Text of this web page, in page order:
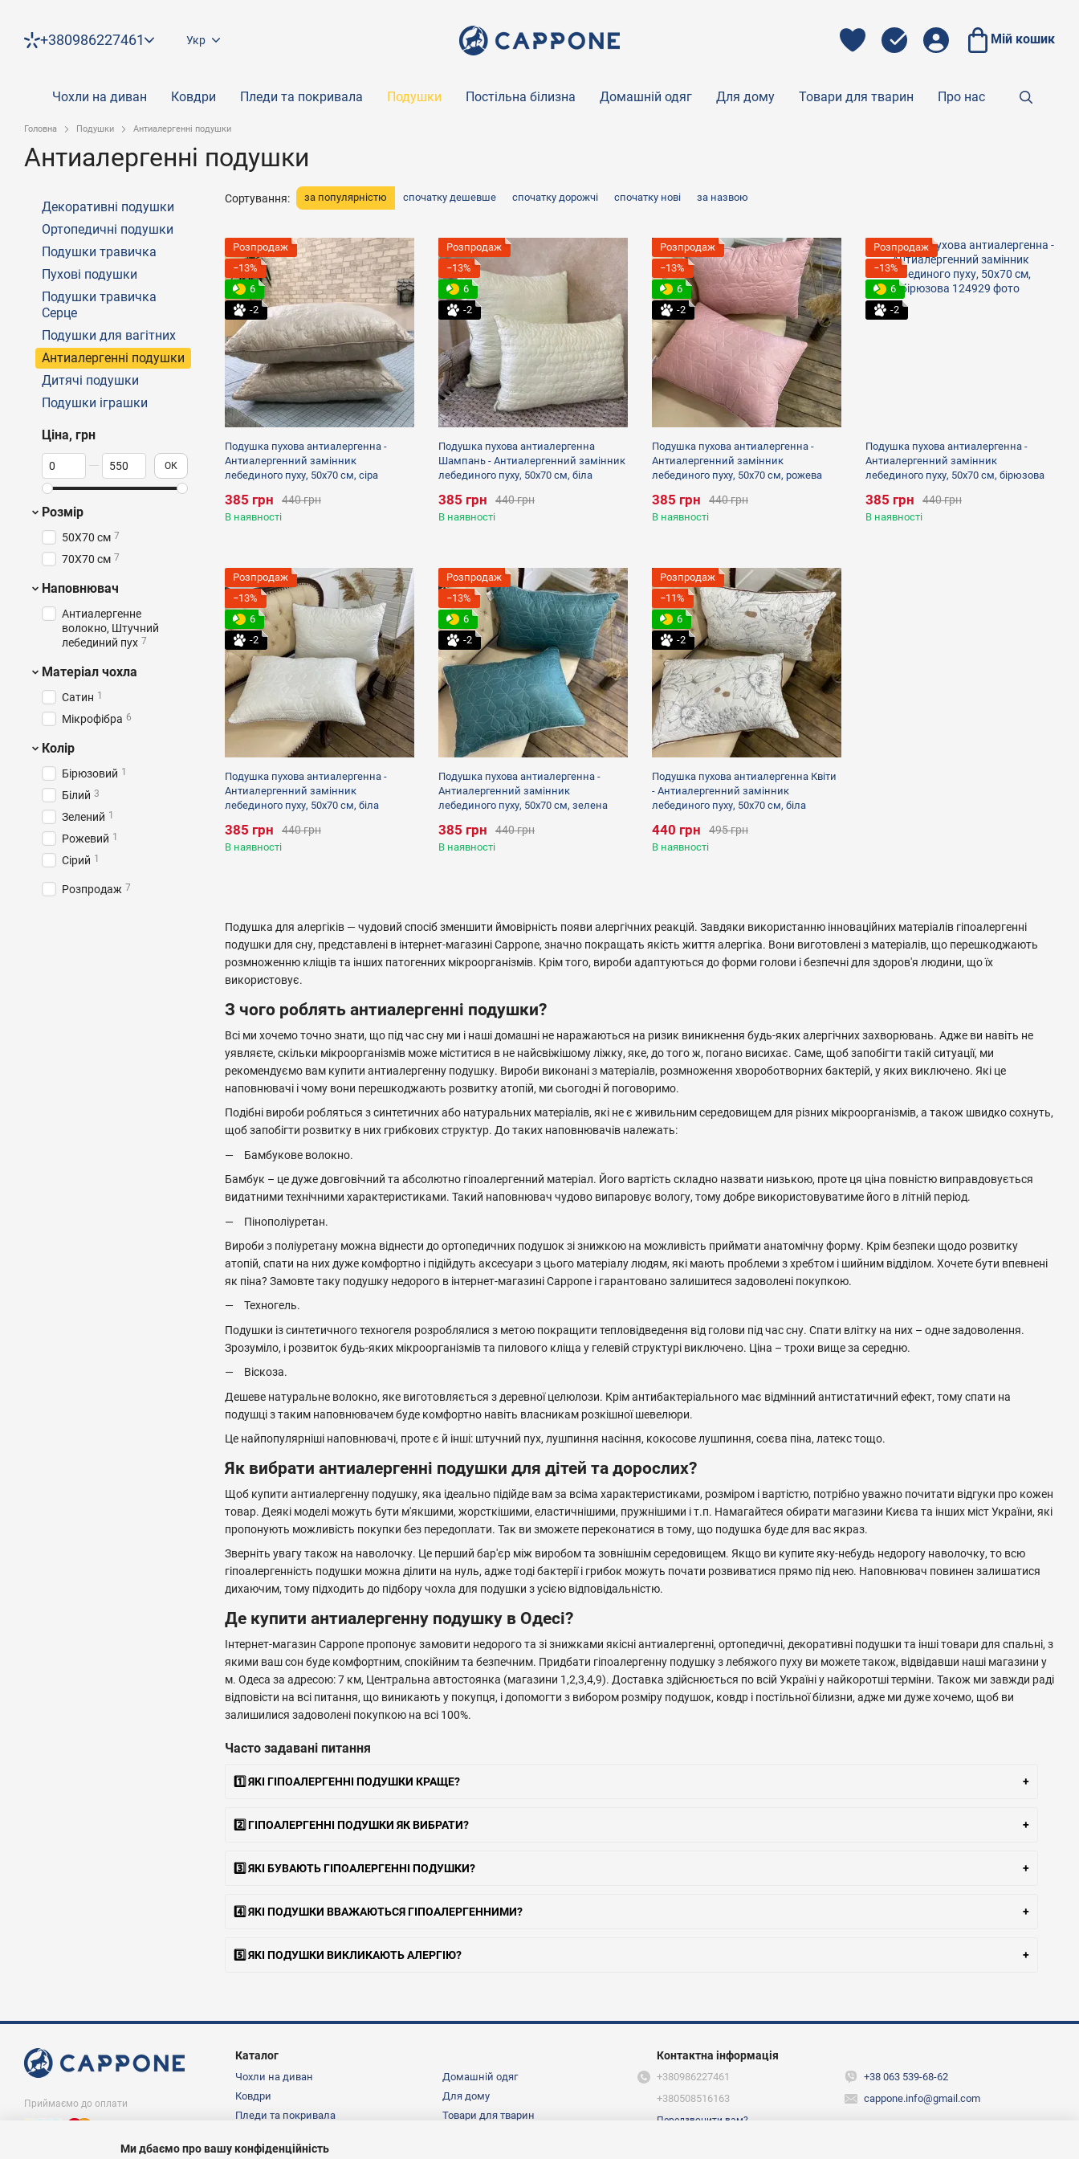
+380986227461 Укр Мій кошик
Чохли на диван Ковдри Пледи та покривала Подушки Постільна білизна Домашній одяг Для дому Товари для тварин Про нас
Головна Подушки Антиалергенні подушки
Антиалергенні подушки
Сортування: за популярністю спочатку дешевше спочатку дорожчі спочатку нові за назвою
Подушка для алергіків — чудовий спосіб зменшити ймовірність появи алергічних реакцій. Завдяки використанню інноваційних матеріалів гіпоалергенні
подушки для сну, представлені в інтернет-магазині Cappone, значно покращать якість життя алергіка. Вони виготовлені з матеріалів, що перешкоджають
розмноженню кліщів та інших патогенних мікроорганізмів. Крім того, вироби адаптуються до форми голови і безпечні для здоров'я людини, що їх
використовує.
З чого роблять антиалергенні подушки?
Всі ми хочемо точно знати, що під час сну ми і наші домашні не наражаються на ризик виникнення будь-яких алергічних захворювань. Адже ви навіть не
уявляєте, скільки мікроорганізмів може міститися в не найсвіжішому ліжку, яке, до того ж, погано висихає. Саме, щоб запобігти такій ситуації, ми
рекомендуємо вам купити антиалергенну подушку. Вироби виконані з матеріалів, розмноження хвороботворних бактерій, у яких виключено. Які це
наповнювачі і чому вони перешкоджають розвитку атопій, ми сьогодні й поговоримо.
Подібні вироби робляться з синтетичних або натуральних матеріалів, які не є живильним середовищем для різних мікроорганізмів, а також швидко сохнуть,
щоб запобігти розвитку в них грибкових структур. До таких наповнювачів належать:
Бамбукове волокно.
Бамбук – це дуже довговічний та абсолютно гіпоалергенний матеріал. Його вартість складно назвати низькою, проте ця ціна повністю виправдовується
видатними технічними характеристиками. Такий наповнювач чудово випаровує вологу, тому добре використовуватиме його в літній період.
Пінополіуретан.
Вироби з поліуретану можна віднести до ортопедичних подушок зі знижкою на можливість приймати анатомічну форму. Крім безпеки щодо розвитку
атопій, спати на них дуже комфортно і підійдуть аксесуари з цього матеріалу людям, які мають проблеми з хребтом і шийним відділом. Хочете бути впевнені
як піна? Замовте таку подушку недорого в інтернет-магазині Cappone і гарантовано залишитеся задоволені покупкою.
Техногель.
Подушки із синтетичного техногеля розроблялися з метою покращити тепловідведення від голови під час сну. Спати влітку на них – одне задоволення.
Зрозуміло, і розвиток будь-яких мікроорганізмів та пилового кліща у гелевій структурі виключено. Ціна – трохи вище за середню.
Віскоза.
Дешеве натуральне волокно, яке виготовляється з деревної целюлози. Крім антибактеріального має відмінний антистатичний ефект, тому спати на
подушці з таким наповнювачем буде комфортно навіть власникам розкішної шевелюри.
Це найпопулярніші наповнювачі, проте є й інші: штучний пух, лушпиння насіння, кокосове лушпиння, соєва піна, латекс тощо.
Як вибрати антиалергенні подушки для дітей та дорослих?
Щоб купити антиалергенну подушку, яка ідеально підійде вам за всіма характеристиками, розміром і вартістю, потрібно уважно почитати відгуки про кожен
товар. Деякі моделі можуть бути м'якшими, жорсткішими, еластичнішими, пружнішими і т.п. Намагайтеся обирати магазини Києва та інших міст України, які
пропонують можливість покупки без передоплати. Так ви зможете переконатися в тому, що подушка буде для вас якраз.
Зверніть увагу також на наволочку. Це перший бар'єр між виробом та зовнішнім середовищем. Якщо ви купите яку-небудь недорогу наволочку, то всю
гіпоалергенність подушки можна ділити на нуль, адже тоді бактерії і грибок можуть почати розвиватися прямо під нею. Наповнювач повинен залишатися
дихаючим, тому підходить до підбору чохла для подушки з усією відповідальністю.
Де купити антиалергенну подушку в Одесі?
Інтернет-магазин Cappone пропонує замовити недорого та зі знижками якісні антиалергенні, ортопедичні, декоративні подушки та інші товари для спальні, з
якими ваш сон буде комфортним, спокійним та безпечним. Придбати гіпоалергенну подушку з лебяжого пуху ви можете також, відвідавши наші магазини у
м. Одеса за адресою: 7 км, Центральна автостоянка (магазини 1,2,3,4,9). Доставка здійснюється по всій Україні у найкоротші терміни. Також ми завжди раді
відповісти на всі питання, що виникають у покупця, і допомогти з вибором розміру подушок, ковдр і постільної білизни, адже ми дуже хочемо, щоб ви
залишилися задоволені покупкою на всі 100%.
Часто задавані питання
1️⃣ ЯКІ ГІПОАЛЕРГЕННІ ПОДУШКИ КРАЩЕ?
2️⃣ ГІПОАЛЕРГЕННІ ПОДУШКИ ЯК ВИБРАТИ?
3️⃣ ЯКІ БУВАЮТЬ ГІПОАЛЕРГЕННІ ПОДУШКИ?
4️⃣ ЯКІ ПОДУШКИ ВВАЖАЮТЬСЯ ГІПОАЛЕРГЕННИМИ?
5️⃣ ЯКІ ПОДУШКИ ВИКЛИКАЮТЬ АЛЕРГІЮ?
Розпродаж
−13%
6
-2
Подушка пухова антиалергенна -
Антиалергенний замінник
лебединого пуху, 50х70 см, сіра
440 грн
385 грн
В наявності
Розпродаж
−13%
6
-2
Подушка пухова антиалергенна
Шампань - Антиалергенний замінник
лебединого пуху, 50х70 см, біла
440 грн
385 грн
В наявності
Розпродаж
−13%
6
-2
Подушка пухова антиалергенна -
Антиалергенний замінник
лебединого пуху, 50х70 см, рожева
440 грн
385 грн
В наявності
Розпродаж
−13%
6
-2
Подушка пухова антиалергенна -
Антиалергенний замінник
лебединого пуху, 50х70 см, бірюзова
440 грн
385 грн
В наявності
Розпродаж
−13%
6
-2
Подушка пухова антиалергенна -
Антиалергенний замінник
лебединого пуху, 50х70 см, біла
440 грн
385 грн
В наявності
Розпродаж
−13%
6
-2
Подушка пухова антиалергенна -
Антиалергенний замінник
лебединого пуху, 50х70 см, зелена
440 грн
385 грн
В наявності
Розпродаж
−11%
6
-2
Подушка пухова антиалергенна Квіти
- Антиалергенний замінник
лебединого пуху, 50х70 см, біла
495 грн
440 грн
В наявності
Декоративні подушки
Ортопедичні подушки
Подушки травичка
Пухові подушки
Подушки травичка
Серце
Подушки для вагітних
Антиалергенні подушки
Дитячі подушки
Подушки іграшки
Ціна, грн
Від Ціна, грн
До Ціна, грн ОК
Розмір
50X70 см 7
70X70 см 7
Наповнювач
Антиалергенне
волокно, Штучний
лебединий пух 7
Матеріал чохла
Сатин 1
Мікрофібра 6
Колір
Бірюзовий 1
Білий 3
Зелений 1
Рожевий 1
Сірий 1
Розпродаж 7
Приймаємо до оплати
Каталог
Чохли на диван
Ковдри
Пледи та покривала
Постільна білизна
Домашній одяг
Для дому
Товари для тварин
Контактна інформація
+380986227461
+380508516163
Передзвонити вам?
+38 063 539-68-62
cappone.info@gmail.com
Ми дбаємо про вашу конфіденційність